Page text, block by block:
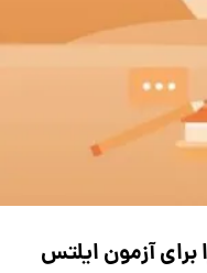
برای آزمون ایلتس